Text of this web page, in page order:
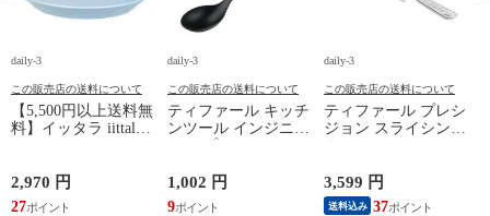
daily-3
この販売店の送料について
【5,500円以上送料無
料】イッタラ iittala
イスブルー プレート
北欧 食器 ita12-c043
2,970 円
27
daily-3
この販売店の送料について
ティファール キッチ
ンツール インジニオ
＋ スプーン K19301
1,002 円
9
daily-3
この販売店の送料について
ティファール プレシ
ジョン スライシング
ナイフ 20cm K27703
ンレス 包丁 肉スラ
イス 鋼 高耐久性 食
3,599 円
送料込み 37